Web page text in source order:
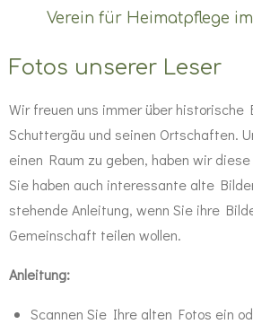
springen
Verein für Heimatpflege
Fotos unserer Leser
Wir freuen uns immer über historische
Schuttergäu und seinen Ortschaften.
einen Raum zu geben, haben wir
Sie haben auch interessante alte
stehende Anleitung, wenn Sie ihre
Gemeinschaft teilen wollen.
Anleitung:
Scannen Sie Ihre alten Fotos ein